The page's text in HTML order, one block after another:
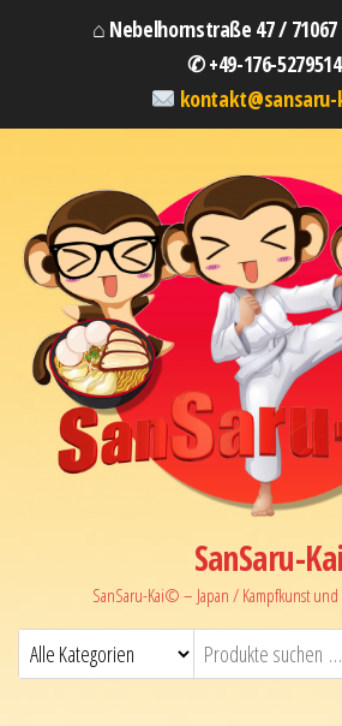
⌂ Nebelhornstraße 47 /
✆ +49-176-
kontakt@sansaru-
SanSaru-Kai
SanSaru-Kai© – Japan / Kampfkunst